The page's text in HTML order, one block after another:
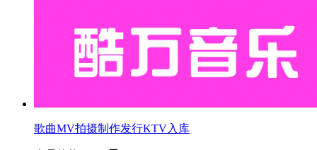
歌曲MV拍摄制作发行KTV入库